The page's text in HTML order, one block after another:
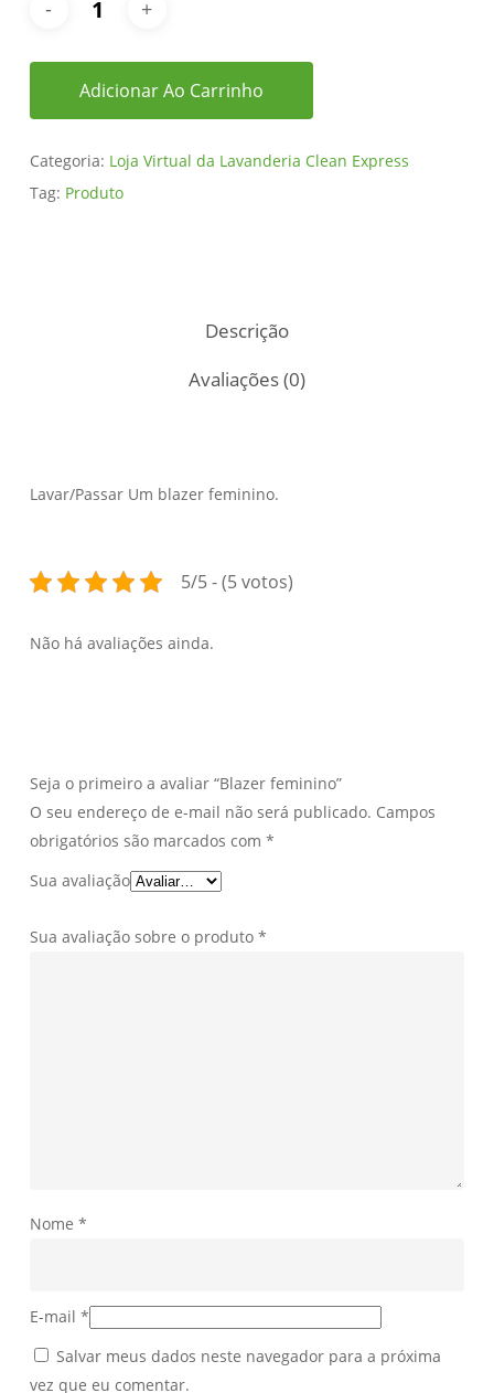
Adicionar Ao Carrinho
Categoria: Loja Virtual da Lavanderia Clean Express
Tag: Produto
Descrição
Avaliações (0)
Lavar/Passar Um blazer feminino.
5/5 - (5 votos)
Não há avaliações ainda.
Seja o primeiro a avaliar “Blazer feminino”
O seu endereço de e-mail não será publicado. Campos
obrigatórios são marcados com *
Sua avaliação
Sua avaliação sobre o produto *
Nome *
E-mail *
Salvar meus dados neste navegador para a próxima
vez que eu comentar.